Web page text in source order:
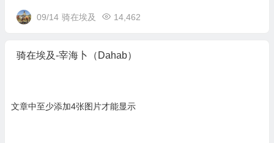
09/14 骑在埃及 14,462
骑在埃及-宰海卜（Dahab）
文章中至少添加4张图片才能显示